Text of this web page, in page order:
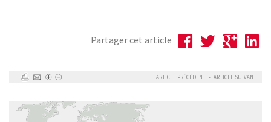
Partager cet article
ARTICLE PRÉCÉDENT - ARTICLE SUIVANT